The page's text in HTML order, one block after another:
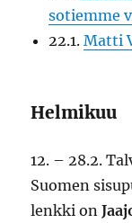
sotiemme
22.1.Matti
Helmikuu
12. – 28.2.
Suomen
lenkki on